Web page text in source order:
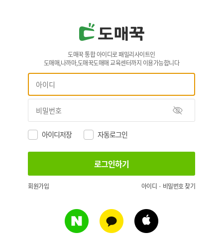
도매꾹 통합 아이디로 패밀리사이트인
도매매,나까마,도매꾹도매매 교육센터까지 이용가능합니다
아이디저장 자동로그인
회원가입 아이디 · 비밀번호 찾기